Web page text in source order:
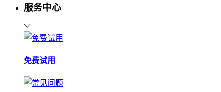
服务中心
免费试用